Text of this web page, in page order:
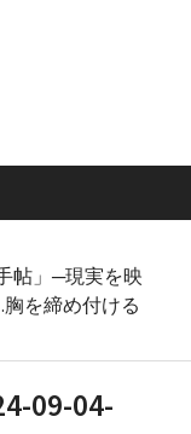
帖」─現実を映
を締め付ける
09-04-